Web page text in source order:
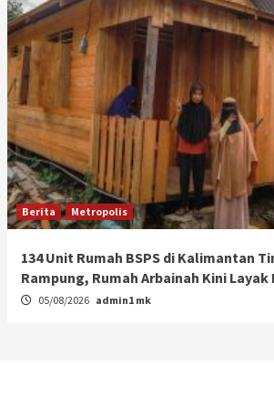
Berita Metropolis
134 Unit Rumah BSPS di Kalimantan
Rampung, Rumah Arbainah Kini Layak
05/08/2026 admin1 mk